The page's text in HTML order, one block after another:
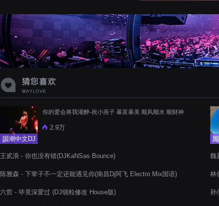
蝉爸爸妈妈爱存在夏天的风是想你的
声音啊
国潮中文DJ
你的爱会将我灌醉-祝小燕子 暴富暴美 顺风顺水 顺财神
2.9万
王贰浪 - 你也没有错(DJKaNSas Bounce)
陈雅森 - 下辈子不一定还能遇见你(南昌Dj阿飞 Electro Mix国语)
六哲 - 毕竟深爱过 (DJ细粒修改 House版)
魏
林
孙